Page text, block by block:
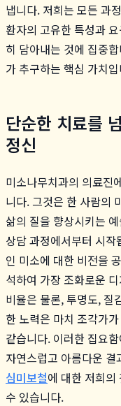
냅니다. 저희는 모든 과
환자의 고유한 특성과
히 담아내는 것에 집중
가 추구하는 핵심 가치
단순한 치료를
정신
미소나무치과의 의료진
니다. 그것은 한 사람의
삶의 질을 향상시키는
상담 과정에서부터 시
인 미소에 대한 비전을
석하여 가장 조화로운
비율은 물론, 투명도, 질
한 노력은 마치 조각가
같습니다. 이러한 집요
자연스럽고 아름다운
심미보철에 대한 저희의
수 있습니다.